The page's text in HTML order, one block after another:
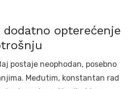
opterećenje
postaje neophodan, posebno
Međutim, konstantan rad